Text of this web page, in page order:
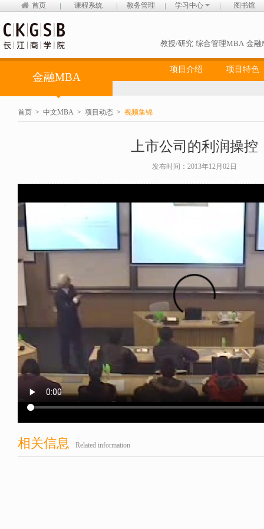
首页 课程系统 教务管理 学习中心 图书馆
教授/研究 综合管理MBA 金融
金融MBA
项目介绍 项目特色
首页 > 中文MBA > 项目动态 > 视频集锦
上市公司的利润操控
发布时间：2013年12月02日
相关信息 Related information